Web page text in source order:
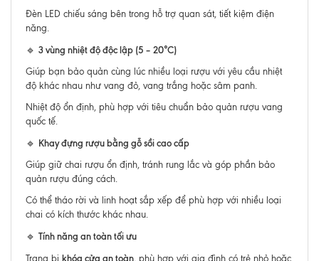
Đèn LED chiếu sáng bên trong hỗ trợ quan sát, tiết kiệm điện
năng.
🔹 3 vùng nhiệt độ độc lập (5 – 20°C)
Giúp bạn bảo quản cùng lúc nhiều loại rượu với yêu cầu nhiệt
độ khác nhau như vang đỏ, vang trắng hoặc sâm panh.
Nhiệt độ ổn định, phù hợp với tiêu chuẩn bảo quản rượu vang
quốc tế.
🔹 Khay đựng rượu bằng gỗ sồi cao cấp
Giúp giữ chai rượu ổn định, tránh rung lắc và góp phần bảo
quản rượu đúng cách.
Có thể tháo rời và linh hoạt sắp xếp để phù hợp với nhiều loại
chai có kích thước khác nhau.
🔹 Tính năng an toàn tối ưu
Trang bị khóa cửa an toàn, phù hợp với gia đình có trẻ nhỏ hoặc